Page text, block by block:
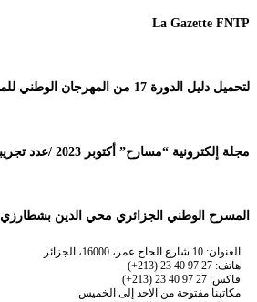
La Gazette FNTP
لتحميل دليل الدورة 17 من المهرجان الوطني للمسرح المحترف
مجلة إلكترونية “مسارح” أكتوبر 2023 /عدد تجريبي
المسرح الوطني الجزائري محي الدين بشطارزي
العنوان: 10 شارع الحاج عمر، 16000، الجزائر
هاتف: 27 97 40 23 (213+)
فاكس: 27 97 40 23 (213+)
مكاتبنا مفتوحة من الاحد إلى الخميس